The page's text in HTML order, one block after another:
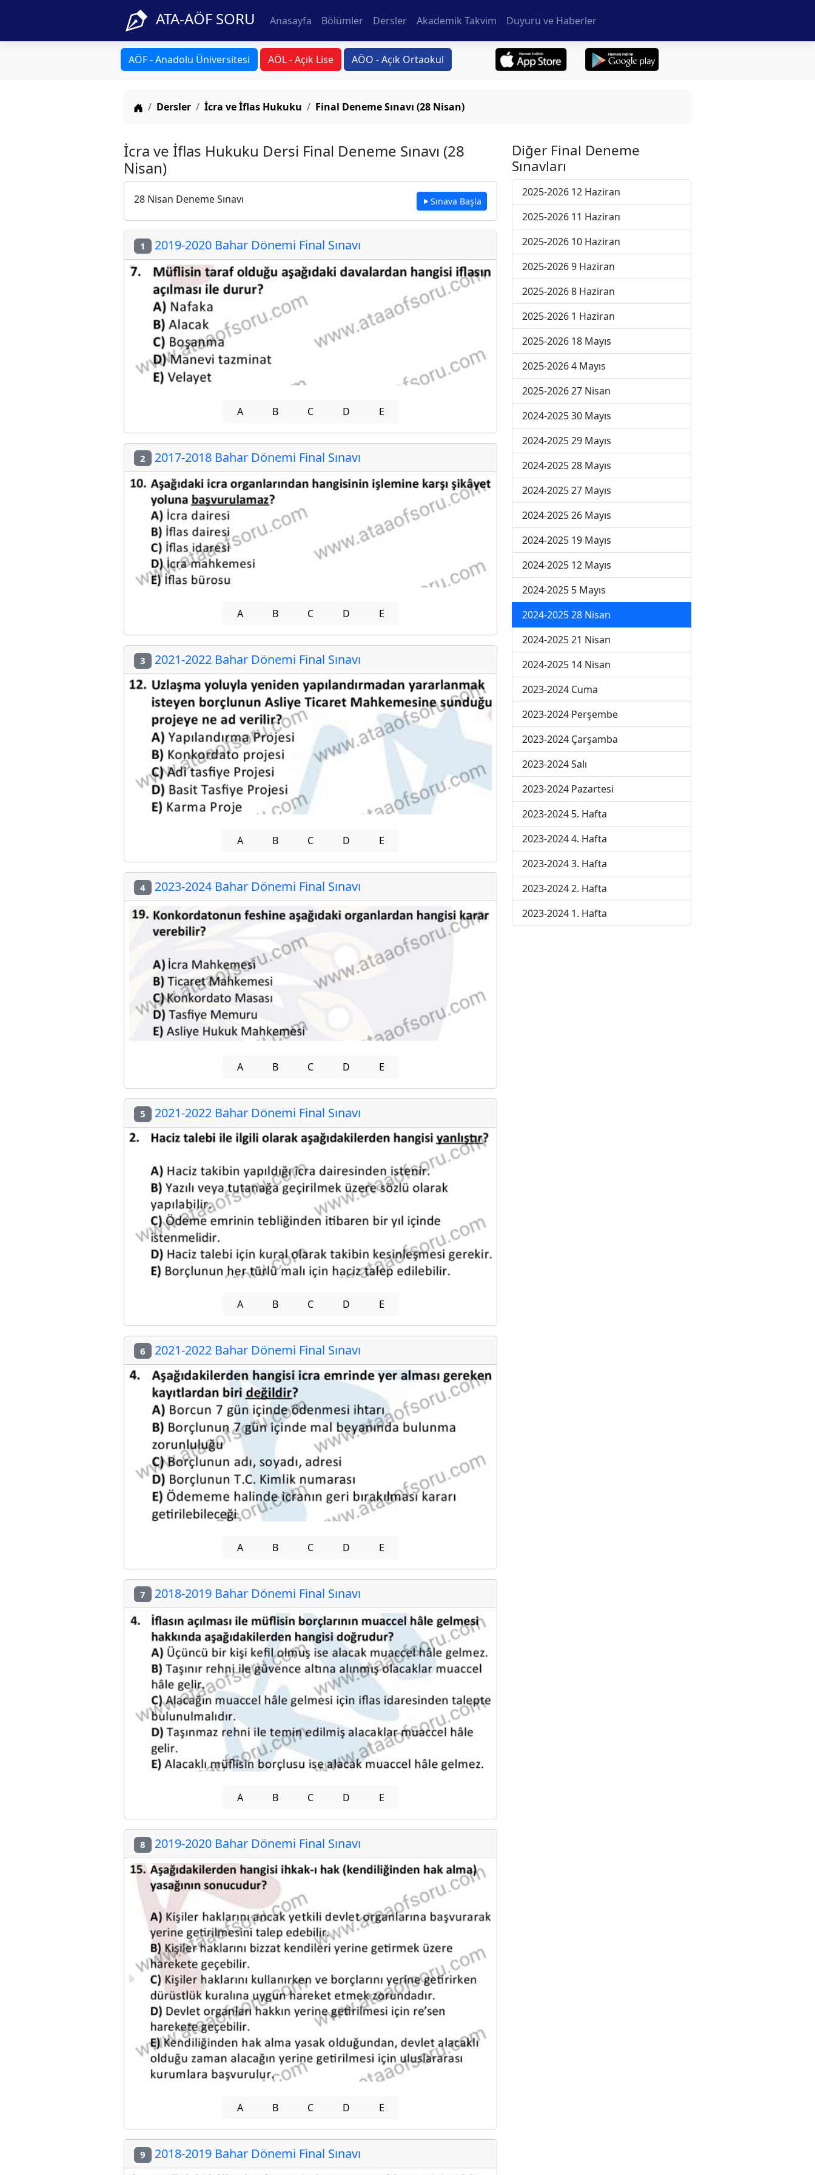
ATA-AÖF SORU Anasayfa Bölümler Dersler Akademik Takvim Duyuru ve Haberler
AÖF - Anadolu Üniversitesi AÖL - Açık Lise AÖO - Açık Ortaokul
Anasayfa
Dersler İcra ve İflas Hukuku Final Deneme Sınavı (28 Nisan)
İcra ve İflas Hukuku Dersi Final Deneme Sınavı (28
Nisan)
28 Nisan Deneme Sınavı Sınava Başla
1 2019-2020 Bahar Dönemi Final Sınavı
A B C D E
2 2017-2018 Bahar Dönemi Final Sınavı
A B C D E
3 2021-2022 Bahar Dönemi Final Sınavı
A B C D E
4 2023-2024 Bahar Dönemi Final Sınavı
A B C D E
5 2021-2022 Bahar Dönemi Final Sınavı
A B C D E
6 2021-2022 Bahar Dönemi Final Sınavı
A B C D E
7 2018-2019 Bahar Dönemi Final Sınavı
A B C D E
8 2019-2020 Bahar Dönemi Final Sınavı
A B C D E
9 2018-2019 Bahar Dönemi Final Sınavı
Diğer Final Deneme
Sınavları
2025-2026 12 Haziran
2025-2026 11 Haziran
2025-2026 10 Haziran
2025-2026 9 Haziran
2025-2026 8 Haziran
2025-2026 1 Haziran
2025-2026 18 Mayıs
2025-2026 4 Mayıs
2025-2026 27 Nisan
2024-2025 30 Mayıs
2024-2025 29 Mayıs
2024-2025 28 Mayıs
2024-2025 27 Mayıs
2024-2025 26 Mayıs
2024-2025 19 Mayıs
2024-2025 12 Mayıs
2024-2025 5 Mayıs
2024-2025 28 Nisan
2024-2025 21 Nisan
2024-2025 14 Nisan
2023-2024 Cuma
2023-2024 Perşembe
2023-2024 Çarşamba
2023-2024 Salı
2023-2024 Pazartesi
2023-2024 5. Hafta
2023-2024 4. Hafta
2023-2024 3. Hafta
2023-2024 2. Hafta
2023-2024 1. Hafta